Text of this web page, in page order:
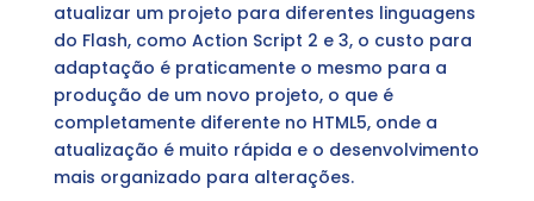
atualizar um projeto para diferentes linguagens
do Flash, como Action Script 2 e 3, o custo para
adaptação é praticamente o mesmo para a
produção de um novo projeto, o que é
completamente diferente no HTML5, onde a
atualização é muito rápida e o desenvolvimento
mais organizado para alterações.